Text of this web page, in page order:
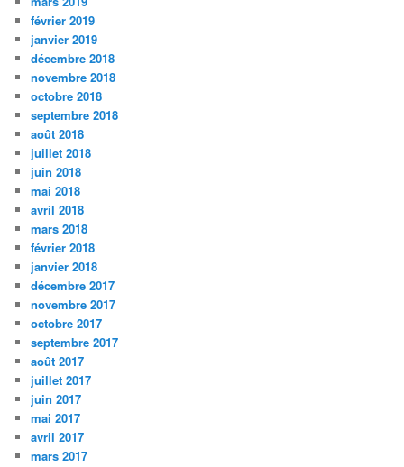
février 2019
janvier 2019
décembre 2018
novembre 2018
octobre 2018
septembre 2018
août 2018
juillet 2018
juin 2018
mai 2018
avril 2018
mars 2018
février 2018
janvier 2018
décembre 2017
novembre 2017
octobre 2017
septembre 2017
août 2017
juillet 2017
juin 2017
mai 2017
avril 2017
mars 2017